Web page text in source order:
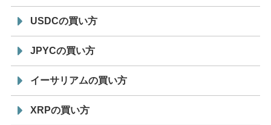
USDCの買い方
JPYCの買い方
イーサリアムの買い方
XRPの買い方